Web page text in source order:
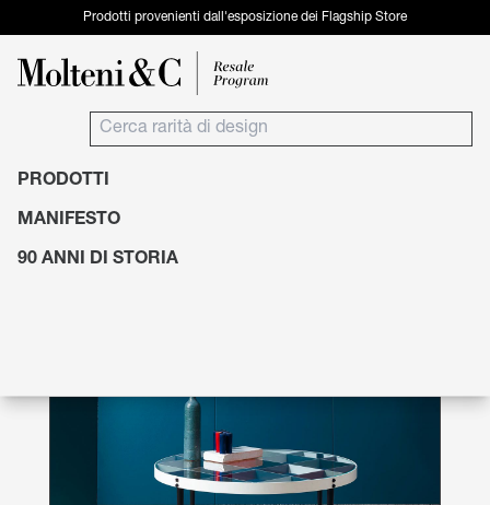
Prodotti provenienti dall'esposizione dei Flagship Store
PRODOTTI
MANIFESTO
90 ANNI DI STORIA